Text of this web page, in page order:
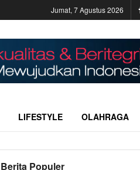
Jumat, 7 Agustus 2026
LIFESTYLE OLAHRAGA
Berita Populer